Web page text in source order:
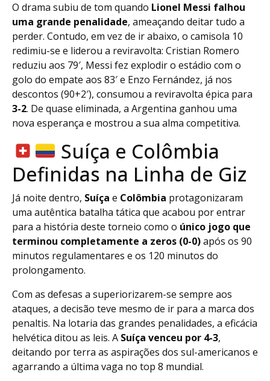
O drama subiu de tom quando Lionel Messi falhou
uma grande penalidade, ameaçando deitar tudo a
perder. Contudo, em vez de ir abaixo, o camisola 10
redimiu-se e liderou a reviravolta: Cristian Romero
reduziu aos 79′, Messi fez explodir o estádio com o
golo do empate aos 83′ e Enzo Fernández, já nos
descontos (90+2′), consumou a reviravolta épica para
3-2. De quase eliminada, a Argentina ganhou uma
nova esperança e mostrou a sua alma competitiva.
Suíça e Colômbia
Definidas na Linha de Giz
Já noite dentro, Suíça e Colômbia protagonizaram
uma autêntica batalha tática que acabou por entrar
para a história deste torneio como o único jogo que
terminou completamente a zeros (0-0)após os 90
minutos regulamentares e os 120 minutos do
prolongamento.
Com as defesas a superiorizarem-se sempre aos
ataques, a decisão teve mesmo de ir para a marca dos
penaltis. Na lotaria das grandes penalidades, a eficácia
helvética ditou as leis. A Suíça venceu por 4-3,
deitando por terra as aspirações dos sul-americanos e
agarrando a última vaga no top 8 mundial.